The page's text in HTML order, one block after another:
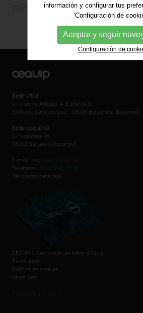
Contacto
Sede ofical
C/ Llorens Artigas, 4-6, planta 0
Edifici U, Campus Sud - 08028 Barcelona (Espanya)
Sede operativa
C/ Indústria, 16
08202 Sabadell (Espanya)
E-mail: cequip@cequip.net
Teléfono: +34 93 745 78 10
Descargar catálogo
CEQUIP - Fabricants de Béns d'Equip
Aviso legal
Política de cookies
Mapa web
información y configurar tus
'Configuración de
Aceptar y seguir
Configuración de